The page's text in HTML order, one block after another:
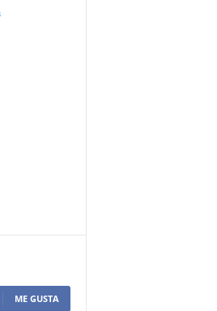
ME GUSTA